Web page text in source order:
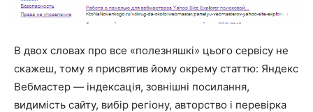
В двох словах про все «полезняшкі» цього сервісу не
скажеш, тому я присвятив йому окрему статтю: Яндекс
Вебмастер — індексація, зовнішні посилання,
видимість сайту, вибір регіону, авторство і перевірка